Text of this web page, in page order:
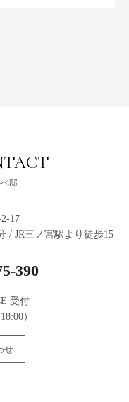
邸
17
/ JR三ノ宮駅より徒歩15
390
受付
）
せ